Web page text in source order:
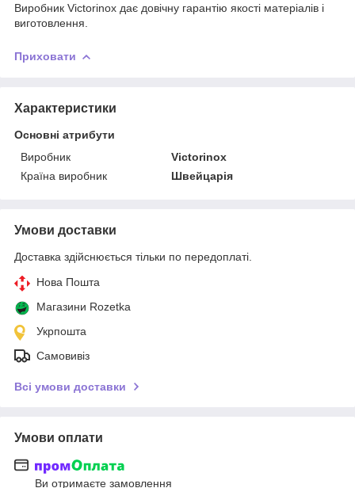
Виробник Victorinox дає довічну гарантію якості матеріалів і
виготовлення.
Приховати
Характеристики
Основні атрибути
Виробник
Victorinox
Країна виробник
Швейцарія
Умови доставки
Доставка здійснюється тільки по передоплаті.
Нова Пошта
Магазини Rozetka
Укрпошта
Самовивіз
Всі умови доставки
Умови оплати
Ви отримаєте замовлення